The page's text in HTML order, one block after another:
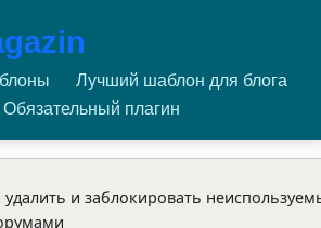
Лучший шаблон для блога
Обязательный плагин
удалить и заблокировать